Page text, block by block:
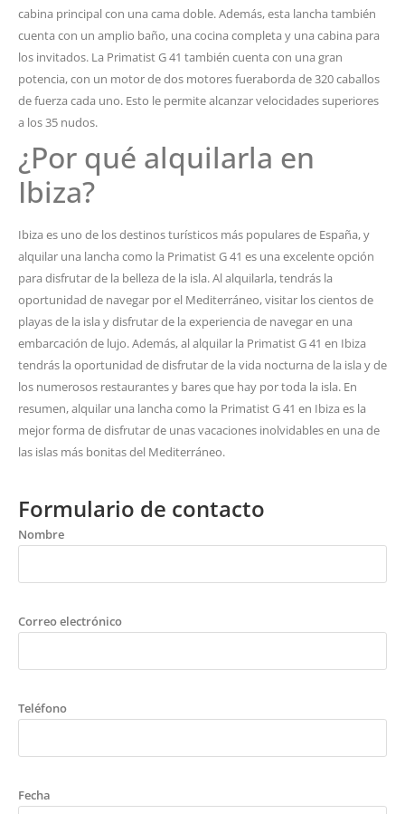
cabina principal con una cama doble. Además, esta lancha también
cuenta con un amplio baño, una cocina completa y una cabina para
los invitados. La Primatist G 41 también cuenta con una gran
potencia, con un motor de dos motores fueraborda de 320 caballos
de fuerza cada uno. Esto le permite alcanzar velocidades superiores
a los 35 nudos.
¿Por qué alquilarla en
Ibiza?
Ibiza es uno de los destinos turísticos más populares de España, y
alquilar una lancha como la Primatist G 41 es una excelente opción
para disfrutar de la belleza de la isla. Al alquilarla, tendrás la
oportunidad de navegar por el Mediterráneo, visitar los cientos de
playas de la isla y disfrutar de la experiencia de navegar en una
embarcación de lujo. Además, al alquilar la Primatist G 41 en Ibiza
tendrás la oportunidad de disfrutar de la vida nocturna de la isla y de
los numerosos restaurantes y bares que hay por toda la isla. En
resumen, alquilar una lancha como la Primatist G 41 en Ibiza es la
mejor forma de disfrutar de unas vacaciones inolvidables en una de
las islas más bonitas del Mediterráneo.
Formulario de contacto
Nombre
Correo electrónico
Teléfono
Fecha